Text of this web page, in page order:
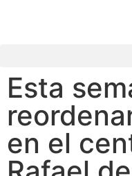
Esta
en el